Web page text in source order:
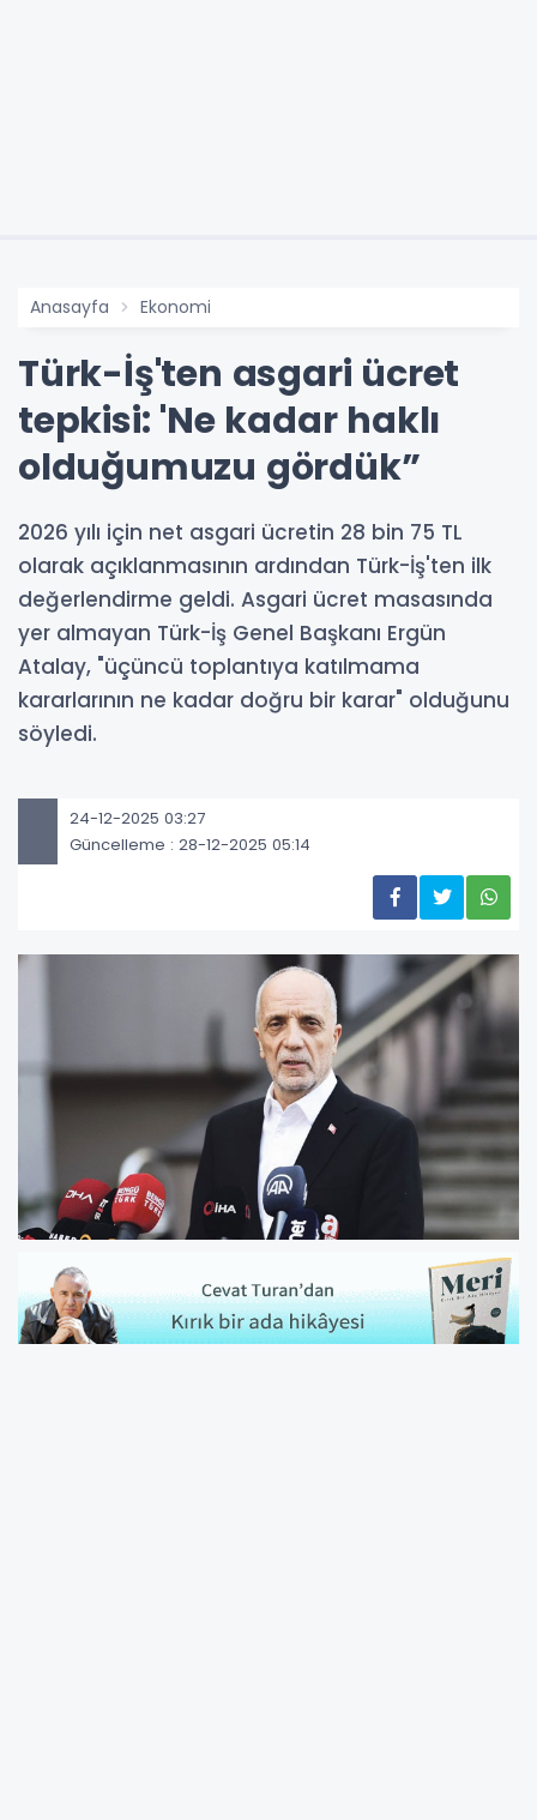
Anasayfa Ekonomi
Türk-İş'ten asgari ücret
tepkisi: 'Ne kadar haklı
olduğumuzu gördük”
2026 yılı için net asgari ücretin 28 bin 75 TL
olarak açıklanmasının ardından Türk-İş'ten ilk
değerlendirme geldi. Asgari ücret masasında
yer almayan Türk-İş Genel Başkanı Ergün
Atalay, "üçüncü toplantıya katılmama
kararlarının ne kadar doğru bir karar" olduğunu
söyledi.
24-12-2025 03:27
Güncelleme : 28-12-2025 05:14